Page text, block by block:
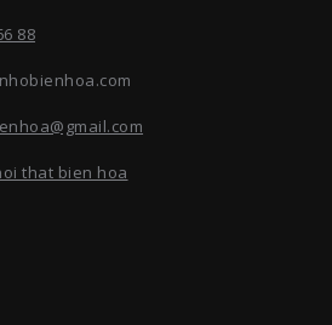
88
that bien hoa